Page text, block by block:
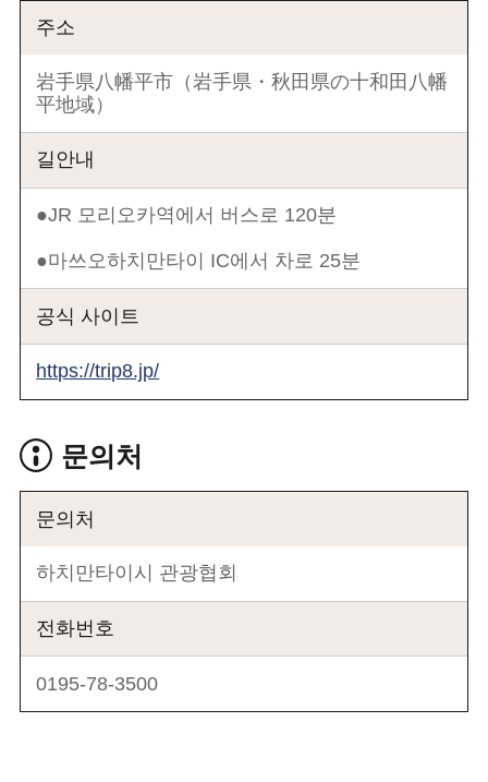
주소
岩手県八幡平市（岩手県・秋田県の十和田八幡
平地域）
길안내
●JR 모리오카역에서 버스로 120분
●마쓰오하치만타이 IC에서 차로 25분
공식 사이트
https://trip8.jp/
문의처
문의처
하치만타이시 관광협회
전화번호
0195-78-3500